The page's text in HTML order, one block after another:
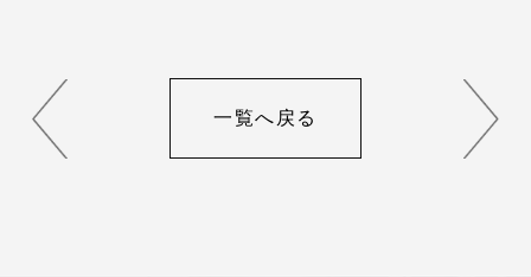
一覧へ戻る